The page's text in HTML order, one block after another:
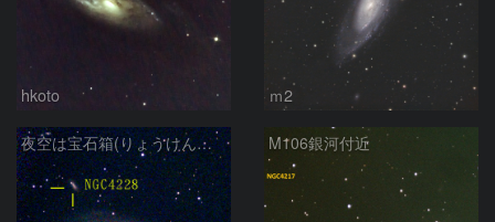
hkoto ｍ2
夜空は宝石箱(りょうけん座 M106) Seestar50 M106銀河付近